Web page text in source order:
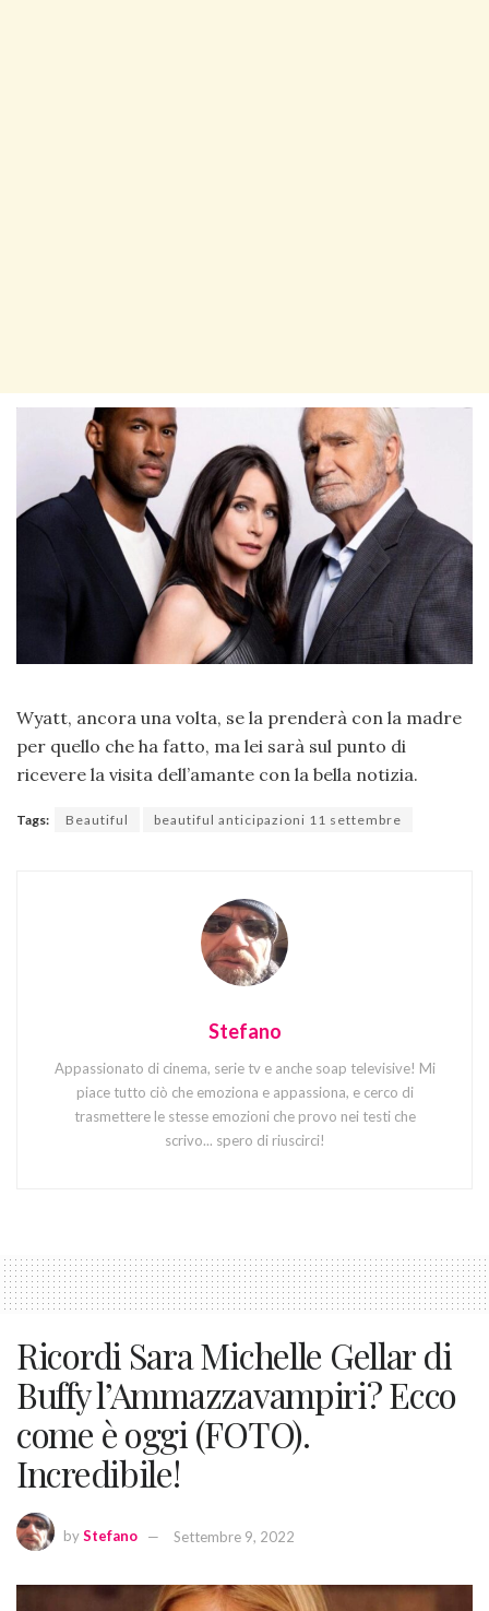
Wyatt, ancora una volta, se la prenderà con la madre
per quello che ha fatto, ma lei sarà sul punto di
ricevere la visita dell’amante con la bella notizia.
Tags: Beautiful beautiful anticipazioni 11 settembre
Stefano
Appassionato di cinema, serie tv e anche soap televisive! Mi
piace tutto ciò che emoziona e appassiona, e cerco di
trasmettere le stesse emozioni che provo nei testi che
scrivo... spero di riuscirci!
Ricordi Sara Michelle Gellar di
Buffy l’Ammazzavampiri? Ecco
come è oggi (FOTO).
Incredibile!
byStefano Settembre 9, 2022